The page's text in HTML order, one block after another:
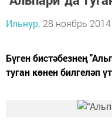
Ильнур, 28 ноябрь
Бүген бистәбезнең
туган көнен билгеләп